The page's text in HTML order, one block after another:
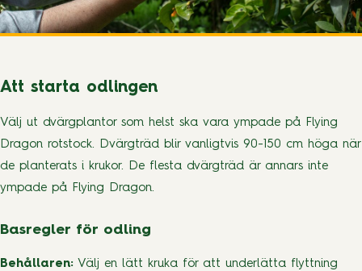
Att starta odlingen
Välj ut dvärgplantor som helst ska vara ympade på Flying
Dragon rotstock. Dvärgträd blir vanligtvis 90-150 cm höga när
de planterats i krukor. De flesta dvärgträd är annars inte
ympade på Flying Dragon.
Basregler för odling
Behållaren: Välj en lätt kruka för att underlätta flyttning